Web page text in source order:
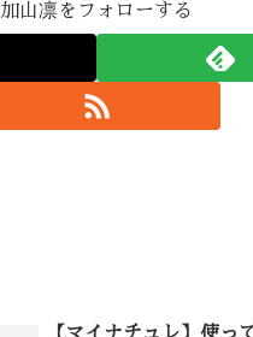
加山凛をフォローする